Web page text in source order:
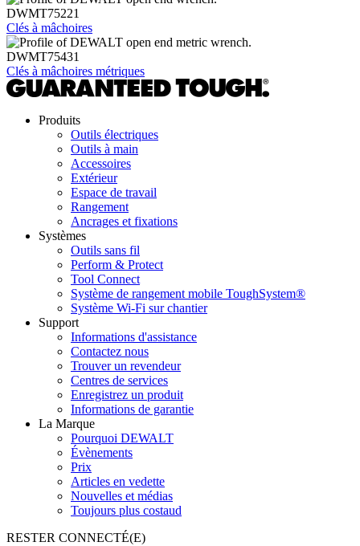
DWMT75221
Clés à mâchoires
DWMT75431
Clés à mâchoires métriques
Produits
Outils électriques
Outils à main
Accessoires
Extérieur
Espace de travail
Rangement
Ancrages et fixations
Systèmes
Outils sans fil
Perform & Protect
Tool Connect
Système de rangement mobile ToughSystem®
Système Wi-Fi sur chantier
Support
Informations d'assistance
Contactez nous
Trouver un revendeur
Centres de services
Enregistrez un produit
Informations de garantie
La Marque
Pourquoi DEWALT
Évènements
Prix
Articles en vedette
Nouvelles et médias
Toujours plus costaud
RESTER CONNECTÉ(E)